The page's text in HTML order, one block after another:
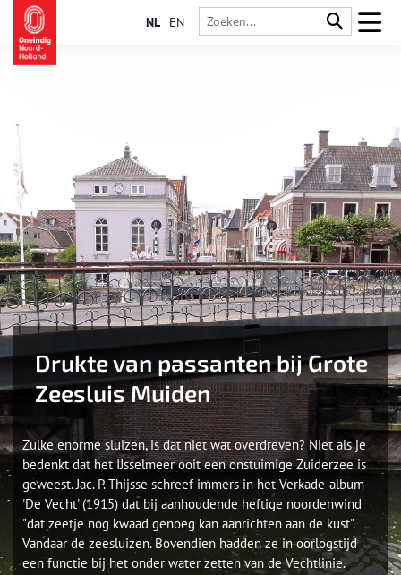
NL EN
Drukte van passanten bij Grote
Zeesluis Muiden
Zulke enorme sluizen, is dat niet wat overdreven? Niet als je
bedenkt dat het IJsselmeer ooit een onstuimige Zuiderzee is
geweest. Jac. P. Thijsse schreef immers in het Verkade-album
'De Vecht' (1915) dat bij aanhoudende heftige noordenwind
"dat zeetje nog kwaad genoeg kan aanrichten aan de kust".
Vandaar de zeesluizen. Bovendien hadden ze in oorlogstijd
een functie bij het onder water zetten van de Vechtlinie.